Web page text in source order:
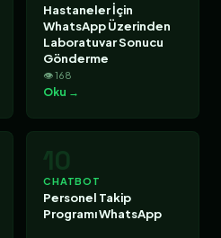
Hastaneler İçin
WhatsApp Üzerinden
Laboratuvar Sonucu
Gönderme
👁 168
Oku →
10
CHATBOT
Personel Takip
Programı WhatsApp